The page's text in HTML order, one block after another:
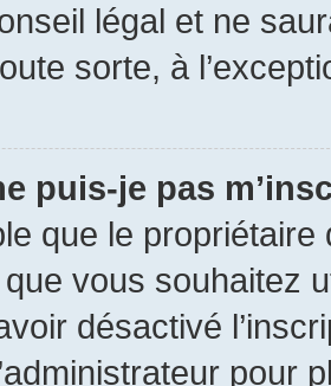
légal et ne
sorte, à
puis-je pas
que le
que vous souhaitez
désactivé
pour